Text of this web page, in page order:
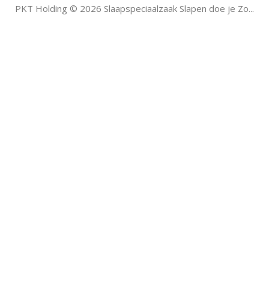
PKT Holding © 2026 Slaapspeciaalzaak Slapen doe je Zo...